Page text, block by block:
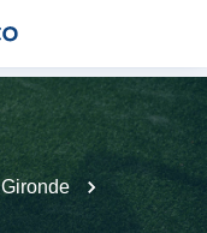
Gironde